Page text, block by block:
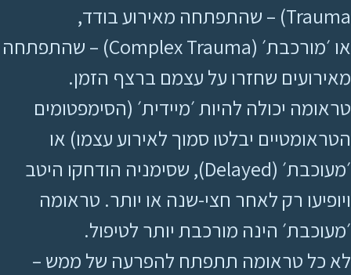
Trauma) – שהתפתחה מאירוע בודד,
או ׳מורכבת׳ (Complex Trauma) – שהתפתחה
מאירועים שחזרו על עצמם ברצף הזמן.
טראומה יכולה להיות ׳מיידית׳ (הסימפטומים
הטראומטיים יבלטו סמוך לאירוע עצמו) או
׳מעוכבת׳ (Delayed), שסימניה הודחקו היטב
ויופיעו רק לאחר חצי-שנה או יותר. טראומה
׳מעוכבת׳ הינה מורכבת יותר לטיפול.
לא כל טראומה תתפתח להפרעה של ממש –